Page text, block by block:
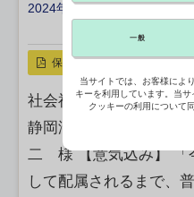
2024年05月04日 05:21
保存
社会福祉法人恩賜財団
静岡済生会総合病院
二 様 【意気込み】 「
して配属されるまで、
一般
当サイトでは、お客様によ
キーを利用しています。当
クッキーの利用について